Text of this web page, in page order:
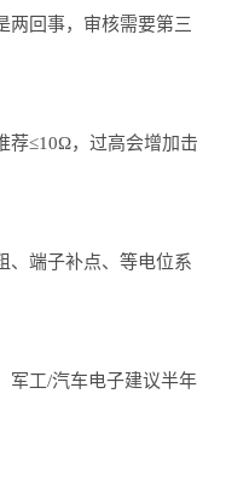
两回事，审核需要第三
荐≤10Ω，过高会增加击
、端子补点、等电位系
军工/汽车电子建议半年